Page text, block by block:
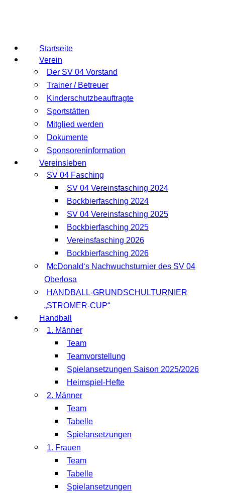
Startseite
Verein
Der SV 04 Vorstand
Trainer / Betreuer
Kinderschutzbeauftragte
Sportstätten
Mitglied werden
Dokumente
Sponsoreninformation
Vereinsleben
SV 04 Fasching
SV 04 Vereinsfasching 2024
Bockbierfasching 2024
SV 04 Vereinsfasching 2025
Bockbierfasching 2025
Vereinsfasching 2026
Bockbierfasching 2026
McDonald‘s Nachwuchsturnier des SV 04
Oberlosa
HANDBALL-GRUNDSCHULTURNIER
„STROMER-CUP“
Handball
1. Männer
Team
Teamvorstellung
Spielansetzungen Saison 2025/2026
Heimspiel-Hefte
2. Männer
Team
Tabelle
Spielansetzungen
1. Frauen
Team
Tabelle
Spielansetzungen